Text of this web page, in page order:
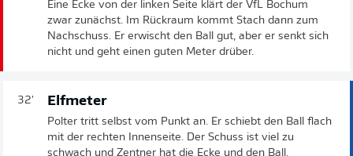
Eine Ecke von der linken Seite klärt der VfL Bochum
zwar zunächst. Im Rückraum kommt Stach dann zum
Nachschuss. Er erwischt den Ball gut, aber er senkt sich
nicht und geht einen guten Meter drüber.
32' Elfmeter
Polter tritt selbst vom Punkt an. Er schiebt den Ball flach
mit der rechten Innenseite. Der Schuss ist viel zu
schwach und Zentner hat die Ecke und den Ball.